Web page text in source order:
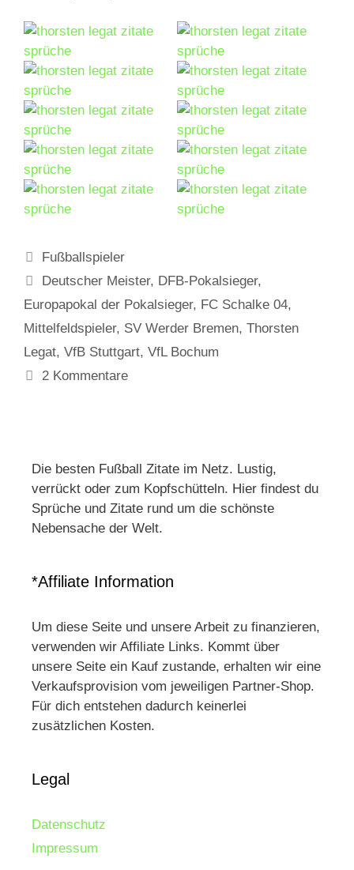
Kategorien
Fußballspieler
Schlagwörter
Deutscher Meister, DFB-Pokalsieger,
Europapokal der Pokalsieger, FC Schalke 04,
Mittelfeldspieler, SV Werder Bremen, Thorsten
Legat, VfB Stuttgart, VfL Bochum
2 Kommentare
Die besten Fußball Zitate im Netz. Lustig,
verrückt oder zum Kopfschütteln. Hier findest du
Sprüche und Zitate rund um die schönste
Nebensache der Welt.
*Affiliate Information
Um diese Seite und unsere Arbeit zu finanzieren,
verwenden wir Affiliate Links. Kommt über
unsere Seite ein Kauf zustande, erhalten wir eine
Verkaufsprovision vom jeweiligen Partner-Shop.
Für dich entstehen dadurch keinerlei
zusätzlichen Kosten.
Legal
Datenschutz
Impressum